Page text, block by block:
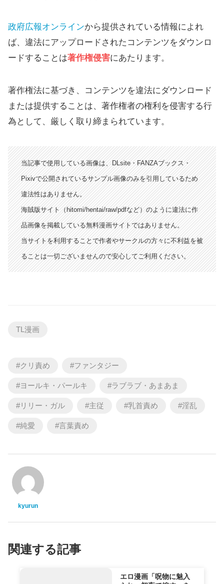
政府広報オンラインから提供されている情報によれ
ば、違法にアップロードされたコンテンツをダウンロ
ードすることは著作権侵害にあたります。
著作権法に基づき、コンテンツを違法にダウンロード
または提供することは、著作権者の権利を侵害する行
為として、厳しく取り締まられています。
当記事で使用している画像は、DLsite・FANZAブックス・
Pixivで公開されているサンプル画像のみを引用しているため
違法性はありません。
海賊版サイト（hitomi/hentai/raw/pdfなど）のように違法に作
品画像を掲載している無料漫画サイトではありません。
当サイトを利用することで作者やサークルの方々に不利益を被
ることは一切ございませんので安心してご利用ください。
TL漫画
クリ責め ファンタジー
ヨールキ・パールキ ラブラブ・あまあま
リリー・ガル 主従 乳首責め 淫乱
純愛 言葉責め
kyurun
関連する記事
エロ漫画「呪物に魅入